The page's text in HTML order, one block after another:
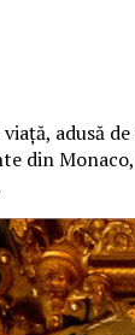
adusă
din